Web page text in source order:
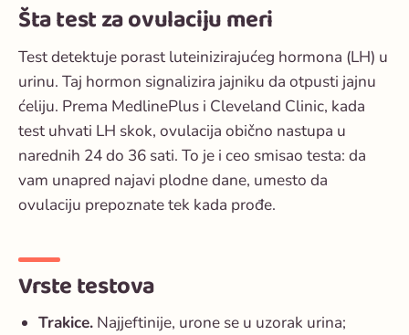
Šta test za ovulaciju meri
Test detektuje porast luteinizirajućeg hormona (LH) u
urinu. Taj hormon signalizira jajniku da otpusti jajnu
ćeliju. Prema MedlinePlus i Cleveland Clinic, kada
test uhvati LH skok, ovulacija obično nastupa u
narednih 24 do 36 sati. To je i ceo smisao testa: da
vam unapred najavi plodne dane, umesto da
ovulaciju prepoznate tek kada prođe.
Vrste testova
Trakice. Najjeftinije, urone se u uzorak urina;